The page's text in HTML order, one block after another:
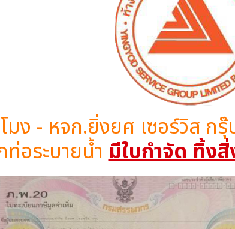
มง - หจก.ยิ่งยศ เซอร์วิส
อระบายน้ำมีใบกำจัด ทิ้ง